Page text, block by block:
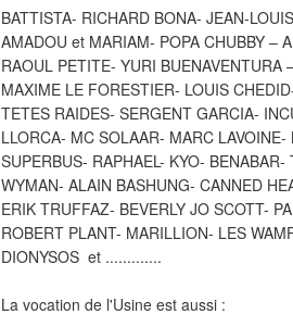
BATTISTA- RICHARD BONA- JEAN-
AMADOU et MARIAM- POPA CHUBBY –
RAOUL PETITE- YURI BUENAVENTURA
MAXIME LE FORESTIER- LOUIS
TETES RAIDES- SERGENT GARCIA-
LLORCA- MC SOLAAR- MARC
SUPERBUS- RAPHAEL- KYO-
WYMAN- ALAIN BASHUNG- CANNED
ERIK TRUFFAZ- BEVERLY JO SCOTT-
ROBERT PLANT- MARILLION- LES
DIONYSOS et .............
La vocation de l'Usine est aussi :